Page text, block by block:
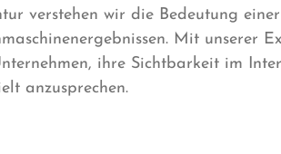
verstehen wir die Bedeutung
Mit unserer
ihre Sichtbarkeit im
anzusprechen.